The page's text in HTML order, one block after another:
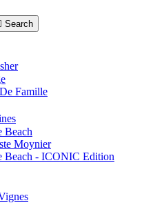
Search
Famille
Beach
Moynier
Beach - ICONIC Edition